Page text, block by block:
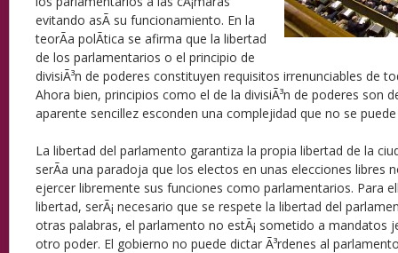
evitando asÃ­ su funcionamiento. En la
teorÃ­a polÃ­tica se afirma que la libertad
de los parlamentarios o el principio de
divisiÃ³n de poderes constituyen requisitos irrenunciables de
Ahora bien, principios como el de la divisiÃ³n de poderes son
aparente sencillez esconden una complejidad que no se
La libertad del parlamento garantiza la propia libertad de la
serÃ­a una paradoja que los electos en unas elecciones libres
ejercer libremente sus funciones como parlamentarios. Para
libertad, serÃ¡ necesario que se respete la libertad del
otras palabras, el parlamento no estÃ¡ sometido a mandatos
otro poder. El gobierno no puede dictar Ã³rdenes al